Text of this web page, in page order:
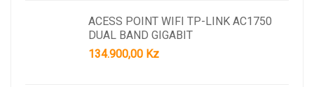
ACESS POINT WIFI TP-LINK AC1750
DUAL BAND GIGABIT
134.900,00 Kz